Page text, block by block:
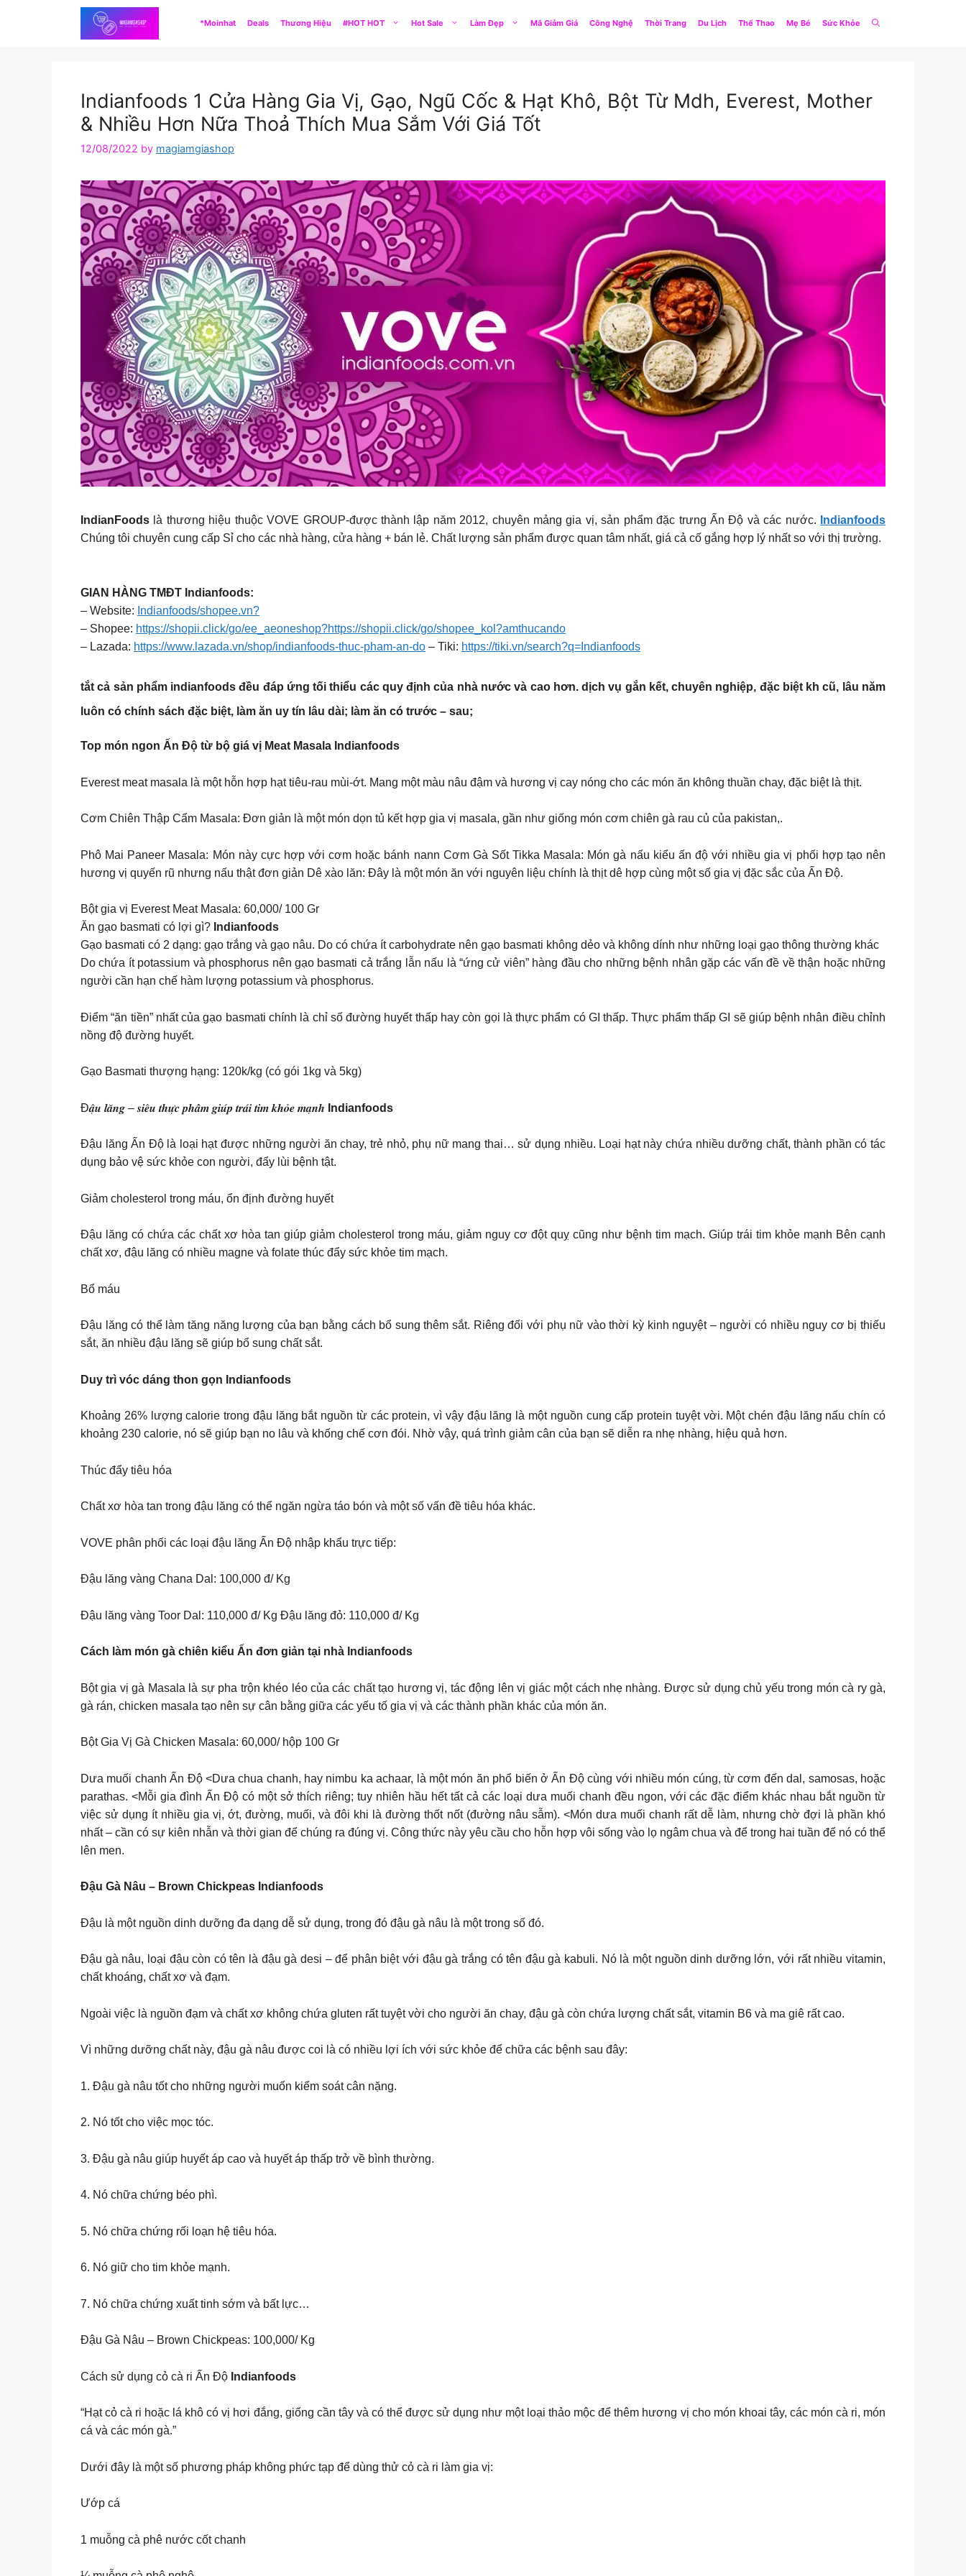
*Moinhat Deals Thương Hiệu #HOT HOT Hot Sale Làm Đẹp Mã Giảm Giá Công Nghệ Thời Trang Du Lịch Thể Thao Mẹ Bé Sức Khỏe
Indianfoods 1 Cửa Hàng Gia Vị, Gạo, Ngũ Cốc & Hạt Khô, Bột Từ Mdh, Everest, Mother
& Nhiều Hơn Nữa Thoả Thích Mua Sắm Với Giá Tốt
12/08/2022 by magiamgiashop
IndianFoods là thương hiệu thuộc VOVE GROUP-được thành lập năm 2012, chuyên mảng gia vị, sản phẩm đặc trưng Ấn Độ và các nước.
Indianfoods
Chúng tôi chuyên cung cấp Sỉ cho các nhà hàng, cửa hàng + bán lẻ. Chất lượng sản phẩm được quan tâm nhất, giá cả cố gắng hợp lý nhất so với thị trường.
GIAN HÀNG TMĐT Indianfoods:
– Website: Indianfoods/shopee.vn?
– Shopee: https://shopii.click/go/ee_aeoneshop?https://shopii.click/go/shopee_kol?amthucando
– Lazada: https://www.lazada.vn/shop/indianfoods-thuc-pham-an-do – Tiki: https://tiki.vn/search?q=Indianfoods
tắt cả sản phẩm indianfoods đều đáp ứng tối thiểu các quy định của nhà nước và cao hơn. dịch vụ gắn kết, chuyên nghiệp, đặc biệt kh cũ, lâu năm
luôn có chính sách đặc biệt, làm ăn uy tín lâu dài; làm ăn có trước – sau;
Top món ngon Ấn Độ từ bộ giá vị Meat Masala Indianfoods
Everest meat masala là một hỗn hợp hạt tiêu-rau mùi-ớt. Mang một màu nâu đậm và hương vị cay nóng cho các món ăn không thuần chay, đặc biệt là thịt.
Cơm Chiên Thập Cẩm Masala: Đơn giản là một món dọn tủ kết hợp gia vị masala, gần như giống món cơm chiên gà rau củ của pakistan,.
Phô Mai Paneer Masala: Món này cực hợp với cơm hoặc bánh nann Cơm Gà Sốt Tikka Masala: Món gà nấu kiểu ấn độ với nhiều gia vị phối hợp tạo nên
hương vị quyến rũ nhưng nấu thật đơn giản Dê xào lăn: Đây là một món ăn với nguyên liệu chính là thịt dê hợp cùng một số gia vị đặc sắc của Ấn Độ.
Bột gia vị Everest Meat Masala: 60,000/ 100 Gr
Ăn gạo basmati có lợi gì? Indianfoods
Gạo basmati có 2 dạng: gạo trắng và gạo nâu. Do có chứa ít carbohydrate nên gạo basmati không dẻo và không dính như những loại gạo thông thường khác
Do chứa ít potassium và phosphorus nên gạo basmati cả trắng lẫn nấu là “ứng cử viên” hàng đầu cho những bệnh nhân gặp các vấn đề về thận hoặc những
người cần hạn chế hàm lượng potassium và phosphorus.
Điểm “ăn tiền” nhất của gạo basmati chính là chỉ số đường huyết thấp hay còn gọi là thực phẩm có GI thấp. Thực phẩm thấp GI sẽ giúp bệnh nhân điều chỉnh
nồng độ đường huyết.
Gạo Basmati thượng hạng: 120k/kg (có gói 1kg và 5kg)
Đ𝒂̣̂𝒖 𝒍𝒂̆𝒏𝒈 – 𝒔𝒊𝒆̂𝒖 𝒕𝒉𝒖̛̣𝒄 𝒑𝒉𝒂̂̉𝒎 𝒈𝒊𝒖́𝒑 𝒕𝒓𝒂́𝒊 𝒕𝒊𝒎 𝒌𝒉𝒐̉𝒆 𝒎𝒂̣𝒏𝒉 Indianfoods
Đậu lăng Ấn Độ là loại hạt được những người ăn chay, trẻ nhỏ, phụ nữ mang thai… sử dụng nhiều. Loại hạt này chứa nhiều dưỡng chất, thành phần có tác
dụng bảo vệ sức khỏe con người, đẩy lùi bệnh tật.
Giảm cholesterol trong máu, ổn định đường huyết
Đậu lăng có chứa các chất xơ hòa tan giúp giảm cholesterol trong máu, giảm nguy cơ đột quỵ cũng như bệnh tim mạch. Giúp trái tim khỏe mạnh Bên cạnh
chất xơ, đậu lăng có nhiều magne và folate thúc đẩy sức khỏe tim mạch.
Bổ máu
Đậu lăng có thể làm tăng năng lượng của bạn bằng cách bổ sung thêm sắt. Riêng đối với phụ nữ vào thời kỳ kinh nguyệt – người có nhiều nguy cơ bị thiếu
sắt, ăn nhiều đậu lăng sẽ giúp bổ sung chất sắt.
Duy trì vóc dáng thon gọn Indianfoods
Khoảng 26% lượng calorie trong đậu lăng bắt nguồn từ các protein, vì vậy đậu lăng là một nguồn cung cấp protein tuyệt vời. Một chén đậu lăng nấu chín có
khoảng 230 calorie, nó sẽ giúp bạn no lâu và khống chế cơn đói. Nhờ vậy, quá trình giảm cân của bạn sẽ diễn ra nhẹ nhàng, hiệu quả hơn.
Thúc đẩy tiêu hóa
Chất xơ hòa tan trong đậu lăng có thể ngăn ngừa táo bón và một số vấn đề tiêu hóa khác.
VOVE phân phối các loại đậu lăng Ấn Độ nhập khẩu trực tiếp:
Đậu lăng vàng Chana Dal: 100,000 đ/ Kg
Đậu lăng vàng Toor Dal: 110,000 đ/ Kg Đậu lăng đỏ: 110,000 đ/ Kg
Cách làm món gà chiên kiểu Ấn đơn giản tại nhà Indianfoods
Bột gia vị gà Masala là sự pha trộn khéo léo của các chất tạo hương vị, tác động lên vị giác một cách nhẹ nhàng. Được sử dụng chủ yếu trong món cà ry gà,
gà rán, chicken masala tạo nên sự cân bằng giữa các yếu tố gia vị và các thành phần khác của món ăn.
Bột Gia Vị Gà Chicken Masala: 60,000/ hộp 100 Gr
Dưa muối chanh Ấn Độ <Dưa chua chanh, hay nimbu ka achaar, là một món ăn phổ biến ở Ấn Độ cùng với nhiều món cúng, từ cơm đến dal, samosas, hoặc
parathas. <Mỗi gia đình Ấn Độ có một sở thích riêng; tuy nhiên hầu hết tất cả các loại dưa muối chanh đều ngon, với các đặc điểm khác nhau bắt nguồn từ
việc sử dụng ít nhiều gia vị, ớt, đường, muối, và đôi khi là đường thốt nốt (đường nâu sẫm). <Món dưa muối chanh rất dễ làm, nhưng chờ đợi là phần khó
nhất – cần có sự kiên nhẫn và thời gian để chúng ra đúng vị. Công thức này yêu cầu cho hỗn hợp vôi sống vào lọ ngâm chua và để trong hai tuần để nó có thể
lên men.
Đậu Gà Nâu – Brown Chickpeas Indianfoods
Đậu là một nguồn dinh dưỡng đa dạng dễ sử dụng, trong đó đậu gà nâu là một trong số đó.
Đậu gà nâu, loại đậu còn có tên là đậu gà desi – để phân biệt với đậu gà trắng có tên đậu gà kabuli. Nó là một nguồn dinh dưỡng lớn, với rất nhiều vitamin,
chất khoáng, chất xơ và đạm.
Ngoài việc là nguồn đạm và chất xơ không chứa gluten rất tuyệt vời cho người ăn chay, đậu gà còn chứa lượng chất sắt, vitamin B6 và ma giê rất cao.
Vì những dưỡng chất này, đậu gà nâu được coi là có nhiều lợi ích với sức khỏe để chữa các bệnh sau đây:
1. Đậu gà nâu tốt cho những người muốn kiểm soát cân nặng.
2. Nó tốt cho việc mọc tóc.
3. Đậu gà nâu giúp huyết áp cao và huyết áp thấp trở về bình thường.
4. Nó chữa chứng béo phì.
5. Nó chữa chứng rối loạn hệ tiêu hóa.
6. Nó giữ cho tim khỏe mạnh.
7. Nó chữa chứng xuất tinh sớm và bất lực…
Đậu Gà Nâu – Brown Chickpeas: 100,000/ Kg
Cách sử dụng cỏ cà ri Ấn Độ Indianfoods
“Hạt cỏ cà ri hoặc lá khô có vị hơi đắng, giống cần tây và có thể được sử dụng như một loại thảo mộc để thêm hương vị cho món khoai tây, các món cà ri, món
cá và các món gà.”
Dưới đây là một số phương pháp không phức tạp để dùng thử cỏ cà ri làm gia vị:
Ướp cá
1 muỗng cà phê nước cốt chanh